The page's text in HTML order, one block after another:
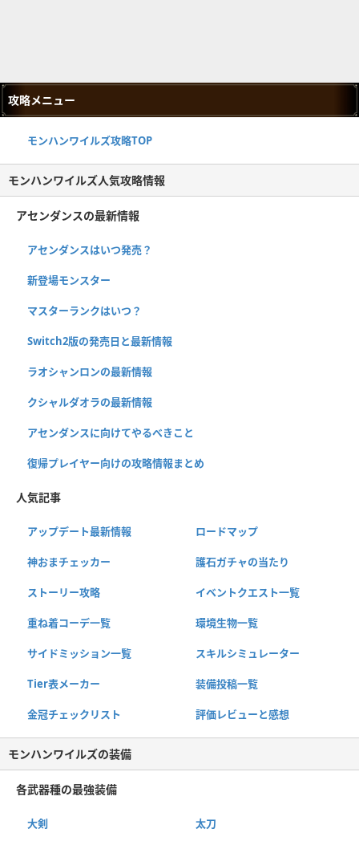
攻略メニュー
モンハンワイルズ攻略TOP
モンハンワイルズ人気攻略情報
アセンダンスの最新情報
アセンダンスはいつ発売？
新登場モンスター
マスターランクはいつ？
Switch2版の発売日と最新情報
ラオシャンロンの最新情報
クシャルダオラの最新情報
アセンダンスに向けてやるべきこと
復帰プレイヤー向けの攻略情報まとめ
人気記事
アップデート最新情報 ロードマップ
神おまチェッカー 護石ガチャの当たり
ストーリー攻略 イベントクエスト一覧
重ね着コーデ一覧 環境生物一覧
サイドミッション一覧 スキルシミュレーター
Tier表メーカー 装備投稿一覧
金冠チェックリスト 評価レビューと感想
モンハンワイルズの装備
各武器種の最強装備
大剣 太刀